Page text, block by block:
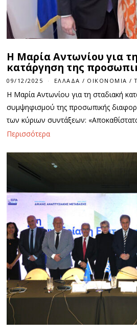
Η Μαρία Αντωνίου για
κατάργηση της
09/12/2025 ΕΛΛΆΔΑ / ΟΙΚΟΝΟΜΊΑ /
Η Μαρία Αντωνίου για τη σταδιακή
συμψηφισμού της προσωπικής
των κύριων συντάξεων:
Περισσότερα